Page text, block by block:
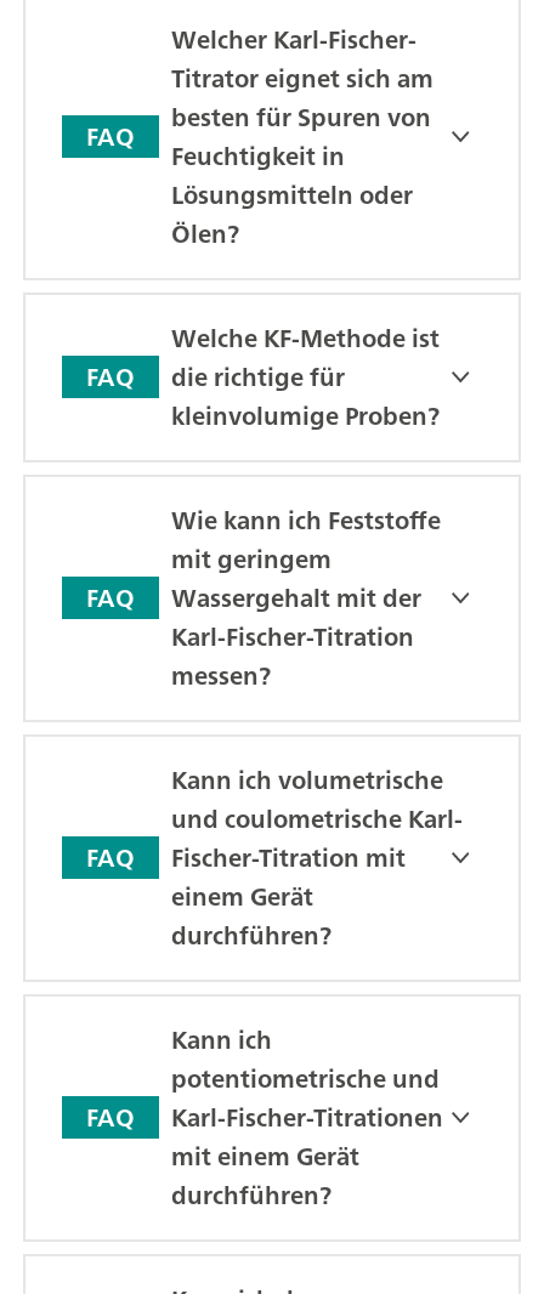
FAQ
Welcher Karl-Fischer-
Titrator eignet sich am
besten für Spuren von
Feuchtigkeit in
Lösungsmitteln oder
Ölen?
FAQ
Welche KF-Methode ist
die richtige für
kleinvolumige Proben?
FAQ
Wie kann ich Feststoffe
mit geringem
Wassergehalt mit der
Karl-Fischer-Titration
messen?
FAQ
Kann ich volumetrische
und coulometrische Karl-
Fischer-Titration mit
einem Gerät
durchführen?
FAQ
Kann ich
potentiometrische und
Karl-Fischer-Titrationen
mit einem Gerät
durchführen?